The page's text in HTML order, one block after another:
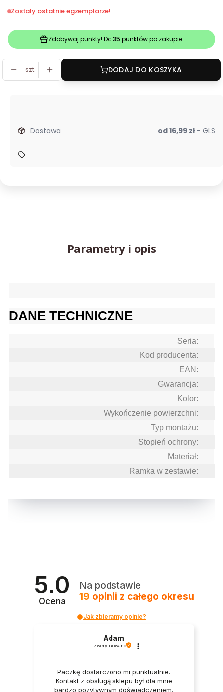
Zostaly ostatnie egzemplarze!
Zdobywaj punkty! Do35 punktów po zakupie.
szt. DODAJ DO KOSZYKA
Dostawa od 16,99 zł - GLS
Parametry i opis
DANE TECHNICZNE
Seria:
Kod producenta:
EAN:
Gwarancja:
Kolor:
Wykończenie powierzchni:
Typ montażu:
Stopień ochrony:
Materiał:
Ramka w zestawie:
5.0
Ocena
Na podstawie
19 opinii z całego okresu
Jak zbieramy opinie?
Adam
zweryfikowano
Paczkę dostarczono mi punktualnie.
Kontakt z obsługą sklepu był dla mnie
bardzo pozytywnym doświadczeniem.